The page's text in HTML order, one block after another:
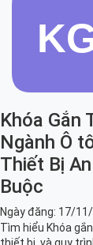
Khóa Gắn
Ngành Ô
Thiết Bị
Buộc
Ngày đăng: 17/
Tìm hiểu Khóa